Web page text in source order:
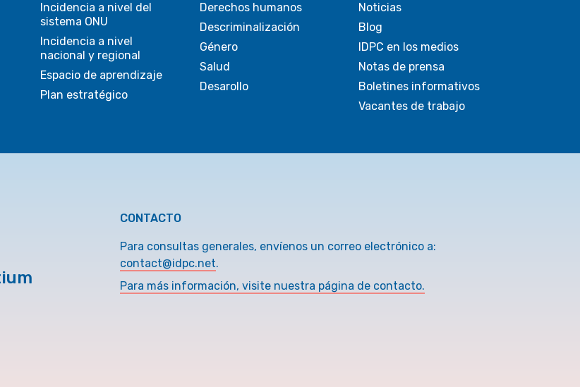
Incidencia a nivel del
sistema ONU
Incidencia a nivel
nacional y regional
Espacio de aprendizaje
Plan estratégico
Derechos humanos
Descriminalización
Género
Salud
Desarollo
Noticias
Blog
IDPC en los medios
Notas de prensa
Boletines informativos
Vacantes de trabajo
CONTACTO
Para consultas generales, envíenos un correo electrónico a:
contact@idpc.net.
Para más información, visite nuestra página de contacto.